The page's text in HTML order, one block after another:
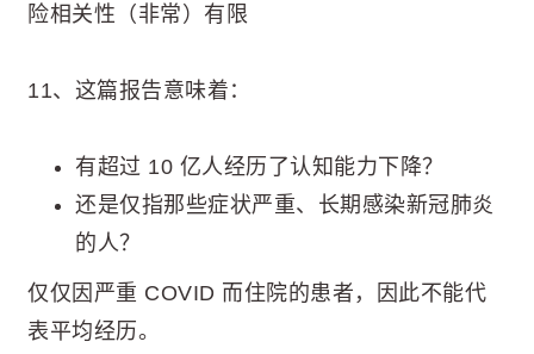
险相关性（非常）有限
11、这篇报告意味着：
有超过 10 亿人经历了认知能力下降？
还是仅指那些症状严重、长期感染新冠肺炎
的人？
​​​​​​​仅仅因严重 COVID 而住院的患者，因此不能代
表平均经历。